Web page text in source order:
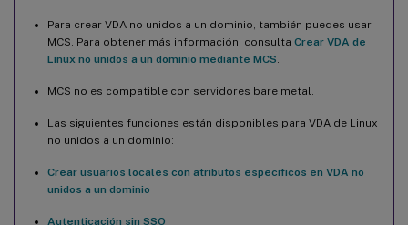
Para crear VDA no unidos a un dominio, también puedes usar
MCS. Para obtener más información, consulta Crear VDA de
Linux no unidos a un dominio mediante MCS
MCS no es compatible con servidores bare metal.
Las siguientes funciones están disponibles para VDA de Linux
no unidos a un dominio:
Crear usuarios locales con atributos específicos en VDA no
unidos a un dominio
Autenticación sin SSO